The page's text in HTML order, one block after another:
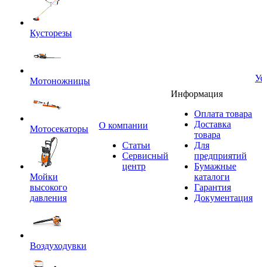
Кусторезы
Мотоножницы
Мотосекаторы
Мойки
высокого
давления
Воздуходувки
O компании
Статьи
Сервисный
центр
Информация
Оплата товара
Доставка
товара
Для
предприятий
Бумажные
каталоги
Гарантия
Документация